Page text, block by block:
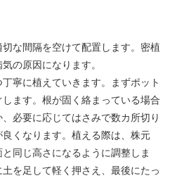
な間隔を空けて配置します。密植
の原因になります。
寧に植えていきます。まずポット
ます。根が固く絡まっている場合
必要に応じてはさみで数カ所切り
くなります。植える際は、株元
同じ高さになるように調整しま
を足して軽く押さえ、最後にたっ